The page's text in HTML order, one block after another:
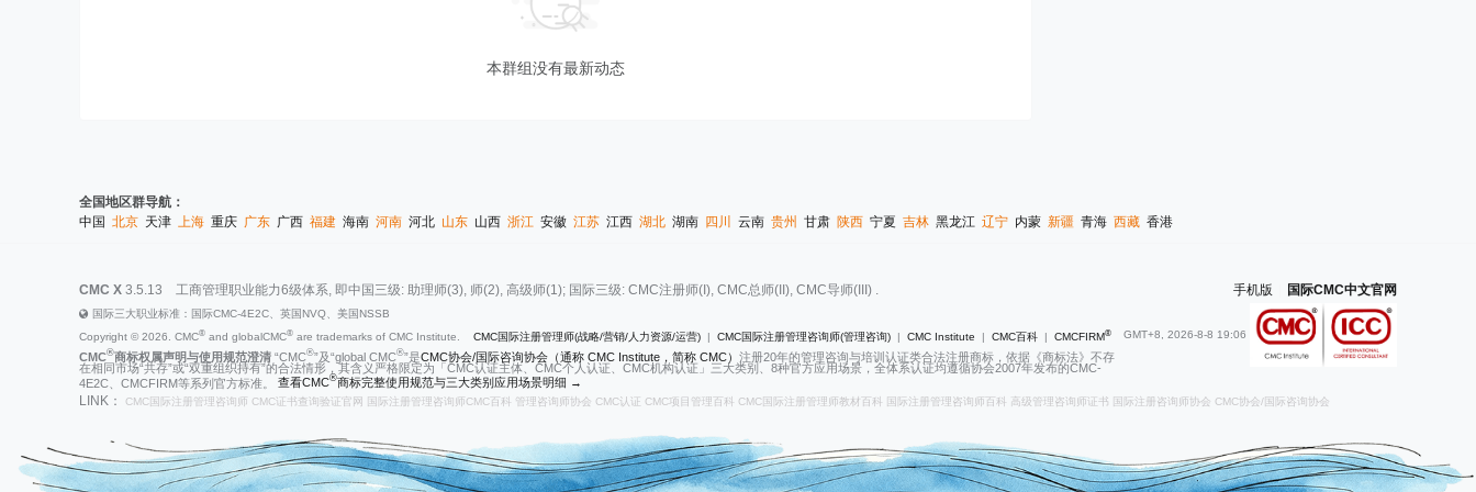
本群组没有最新动态
全国地区群导航：
中国 北京 天津 上海 重庆 广东 广西 福建 海南 河南 河北 山东 山西 浙江 安徽 江苏 江西 湖北 湖南 四川 云南 贵州 甘肃 陕西 宁夏 吉林 黑龙江 辽宁 内蒙 新疆 青海 西藏 香港
手机版 国际CMC中文官网
GMT+8, 2026-8-8 19:06
CMC X 3.5.13 工商管理职业能力6级体系, 即中国三级: 助理师(3), 师(2), 高级师(1); 国际三级: CMC注册师(I), CMC总师(II), CMC导师(III) .
国际三大职业标准：国际CMC-4E2C、英国NVQ、美国NSSB
Copyright © 2026. CMC® and globalCMC® are trademarks of CMC Institute. CMC国际注册管理师(战略/营销/人力资源/运营) CMC国际注册管理咨询师(管理咨询) CMC Institute CMC百科 CMCFIRM®
CMC®商标权属声明与使用规范澄清 “CMC®”及“global CMC®”是CMC协会/国际咨询协会（通称 CMC Institute，简称 CMC） 注册20年的管理咨询与培训认证类合法注册商标，依据《商标法》不存
在相同市场“共存”或“双重组织持有”的合法情形，其含义严格限定为「CMC认证主体、CMC个人认证、CMC机构认证」三大类别、8种官方应用场景，全体系认证均遵循协会2007年发布的CMC-
4E2C、CMCFIRM等系列官方标准。 查看CMC®商标完整使用规范与三大类别应用场景明细 →
LINK： CMC国际注册管理咨询师 CMC证书查询验证官网 国际注册管理咨询师CMC百科 管理咨询师协会 CMC认证 CMC项目管理百科 CMC国际注册管理师教材百科 国际注册管理咨询师百科 高级管理咨询师证书 国际注册咨询师协会 CMC协会/国际咨询协会